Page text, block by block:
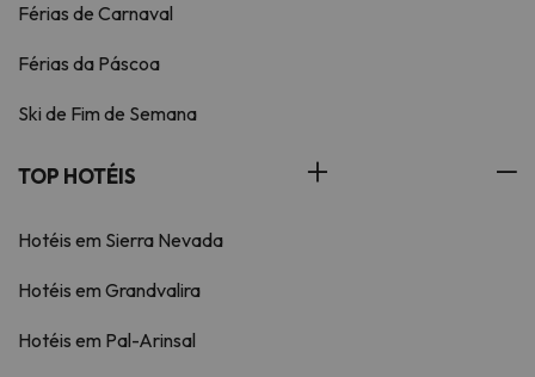
Férias de Carnaval
Férias da Páscoa
Ski de Fim de Semana
TOP HOTÉIS
Hotéis em Sierra Nevada
Hotéis em Grandvalira
Hotéis em Pal-Arinsal